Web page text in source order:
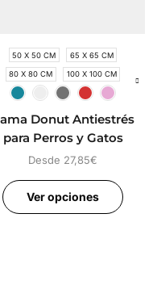
50 X 50 CM 65 X 65 CM
80 X 80 CM 100 X 100 CM
Donut Antiestrés
para Perros y Gatos
Desde 27,85€
Ver opciones